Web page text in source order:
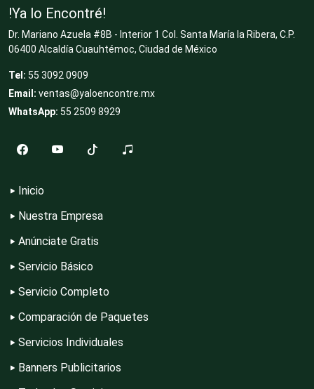
Cocinas Integrales
Compresores de aire
Conferencias Empresariales
!Ya lo Encontré!
Dr. Mariano Azuela #8B - Interior 1 Col. Santa María la Ribera, C.P.
06400 Alcaldía Cuauhtémoc, Ciudad de México
Tel: 55 3092 0909
Email: ventas@yaloencontre.mx
WhatsApp: 55 2509 8929
Inicio
Nuestra Empresa
Anúnciate Gratis
Servicio Básico
Servicio Completo
Comparación de Paquetes
Servicios Individuales
Banners Publicitarios